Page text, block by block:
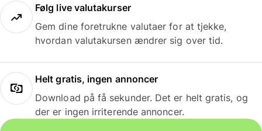
Følg live valutakurser
Gem dine foretrukne valutaer for at tjekke,
hvordan valutakursen ændrer sig over tid.
Helt gratis, ingen annoncer
Download på få sekunder. Det er helt gratis, og
der er ingen irriterende annoncer.